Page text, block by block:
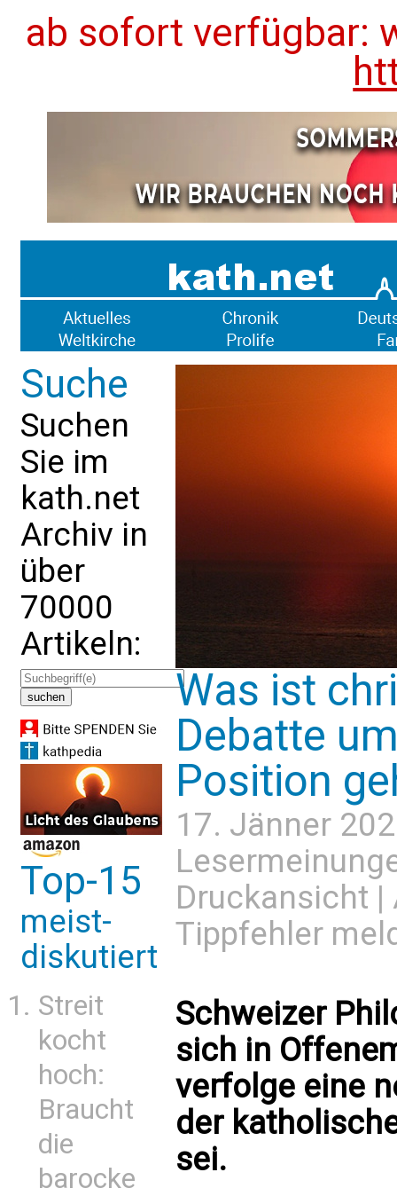
ab sofort verfügbar:
Suche
Suchen
Sie im
kath.net
Archiv in
über
70000
Artikeln:
Top-15
meist-
diskutiert
Streit
kocht
hoch:
Braucht
die
barocke
Was ist
Debatte
Position
17. Jänner
Druckansicht |
Tippfehler
Schweizer
sich in
verfolge eine
der
sei.